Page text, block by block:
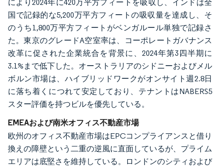
により2024年に420万平方フィートを吸収し、インドは全
国で記録的な5,200万平方フィートの吸収量を達成し、そ
のうち1,800万平方フィートがベンガルール単独で記録さ
た。東京のグレードA空室率は、コーポレートガバナンス
改革に促された企業統合を背景に、2024年第3四半期に
3.1%まで低下した。オーストラリアのシドニーおよびメル
ボルン市場は、ハイブリッドワークがオンサイト週2.8日
に落ち着くにつれて安定しており、テナントはNABERS5
スター評価を持つビルを優先している。
EMEAおよび南米オフィス不動産市場
欧州のオフィス不動産市場はEPCコンプライアンスと借り
換えの障壁という二重の逆風に直面しているが、プライム
エリアは底堅さを維持している。ロンドンのシティおよび